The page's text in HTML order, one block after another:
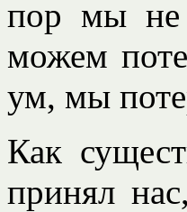
пор мы не
можем
ум, мы
Как
принял